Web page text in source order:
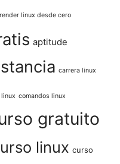
linux desde cero
aptitude
carrera linux
comandos linux
gratuito
linux curso